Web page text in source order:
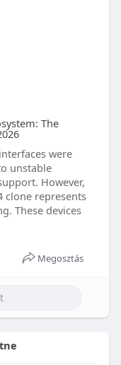
The
were
unstable
However,
clone represents
These devices
Megosztás